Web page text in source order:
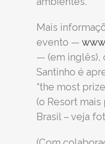
Mais
evento —
— (em inglês),
Santinho é
“the most
(o Resort
Brasil – veja